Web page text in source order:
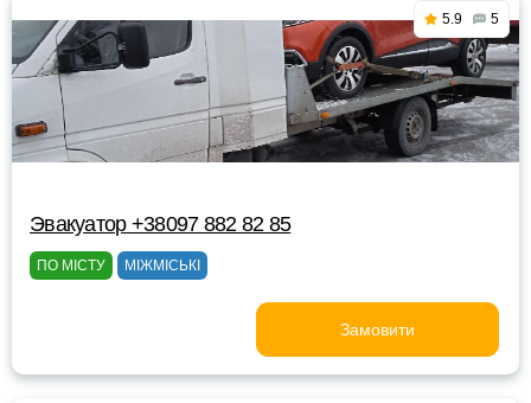
5.9 5
Эвакуатор +38097 882 82 85
ПО МІСТУ МІЖМІСЬКІ
Замовити